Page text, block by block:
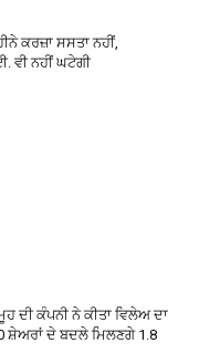
ਕਰਜ਼ਾ ਸਸਤਾ ਨਹੀਂ,
ਨਹੀਂ ਘਟੇਗੀ
ਦੀ ਕੰਪਨੀ ਨੇ ਕੀਤਾ ਵਿਲੇਅ ਦਾ
ਸ਼ੇਅਰਾਂ ਦੇ ਬਦਲੇ ਮਿਲਣਗੇ 1.8